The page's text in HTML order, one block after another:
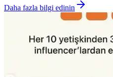
Daha fazla bilgi edinin